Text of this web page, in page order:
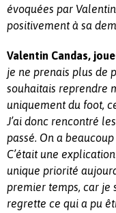
évoquées par
positivement à sa
Valentin Candas,
je ne prenais plus de
souhaitais reprendre
uniquement du foot,
J’ai donc rencontré
passé. On a
C’était une
unique priorité
premier temps, car je
regrette ce qui a pu